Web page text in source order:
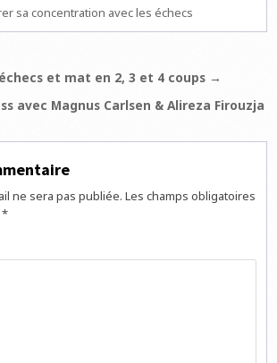
sa concentration avec les échecs
et mat en 2, 3 et 4 coups →
avec Magnus Carlsen & Alireza Firouzja
ne sera pas publiée. Les champs obligatoires
*